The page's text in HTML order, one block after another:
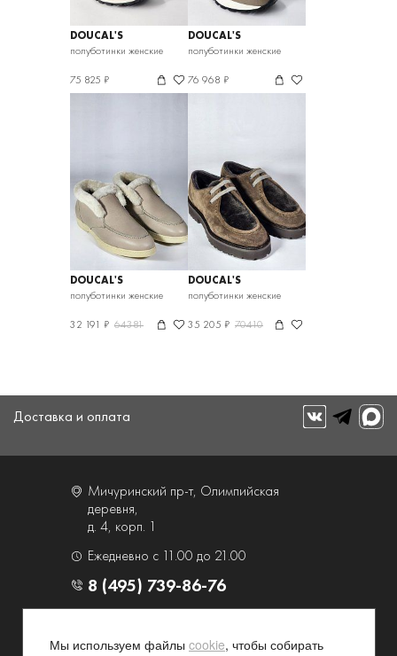
DOUCAL'S
полуботинки женские
75 825 ₽
DOUCAL'S
полуботинки женские
76 968 ₽
DOUCAL'S
полуботинки женские
32 191 ₽ 64381
DOUCAL'S
полуботинки женские
35 205 ₽ 70410
Доставка и оплата
Мичуринский пр-т, Олимпийская
деревня,
д. 4, корп. 1
Ежедневно с 11.00 до 21.00
8 (495) 739-86-76
Мы используем файлы cookie, чтобы собирать